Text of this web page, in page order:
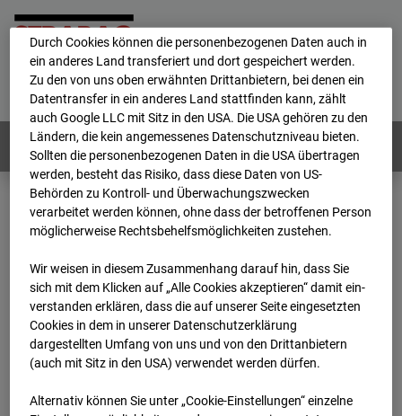
Home E-Mail Impressum
Login
Deutsch / English
Webcams: Alle Länder
Home
Österreich
BC-191 - BV-ÖBB Lastenstraße
Archiv
2026
07 08 08:15
BC-191 - BV-ÖBB
Lastenstraße
Lastenstraße 3, 5020 Salzburg
Durch Cookies können die personenbezogenen Daten auch in
ein anderes Land transferiert und dort gespeichert werden.
Zu den von uns oben erwähnten Drittanbietern, bei denen ein
Datentransfer in ein anderes Land stattfinden kann, zählt
auch Google LLC mit Sitz in den USA. Die USA gehören zu den
Ländern, die kein angemessenes Datenschutzniveau bieten.
Sollten die personenbezogenen Daten in die USA übertragen
werden, besteht das Risiko, dass diese Daten von US-
Behörden zu Kontroll- und Überwachungszwecken
verarbeitet werden können, ohne dass der betroffenen Person
möglicherweise Rechtsbehelfsmöglichkeiten zustehen.
Wir weisen in diesem Zusammenhang darauf hin, dass Sie
sich mit dem Klicken auf „Alle Cookies akzeptieren“ damit ein­
ver­standen erklären, dass die auf unserer Seite eingesetzten
Cookies in dem in unserer Datenschutzerklärung
dargestellten Umfang von uns und von den Drittanbietern
(auch mit Sitz in den USA) verwendet werden dürfen.
Alternativ können Sie unter „Cookie-Einstellungen“ einzelne